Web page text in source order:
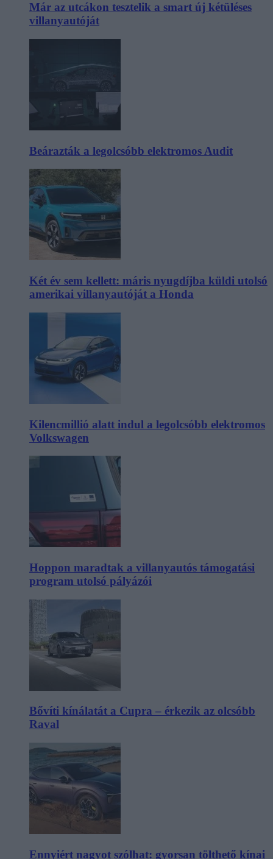
Már az utcákon tesztelik a smart új kétüléses
villanyautóját
Beárazták a legolcsóbb elektromos Audit
Két év sem kellett: máris nyugdíjba küldi utolsó
amerikai villanyautóját a Honda
Kilencmillió alatt indul a legolcsóbb elektromos
Volkswagen
Hoppon maradtak a villanyautós támogatási
program utolsó pályázói
Bővíti kínálatát a Cupra – érkezik az olcsóbb
Raval
Ennyiért nagyot szólhat: gyorsan tölthető kínai